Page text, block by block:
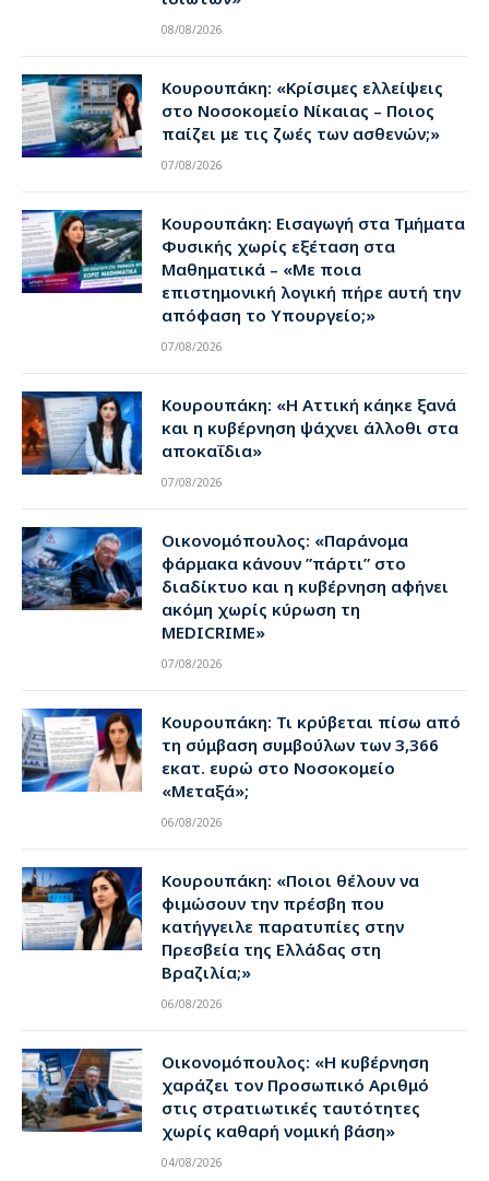
08/08/2026
Κουρουπάκη: «Κρίσιμες ελλείψεις
στο Νοσοκομείο Νίκαιας – Ποιος
παίζει με τις ζωές των ασθενών;»
07/08/2026
Κουρουπάκη: Εισαγωγή στα Τμήματα
Φυσικής χωρίς εξέταση στα
Μαθηματικά – «Με ποια
επιστημονική λογική πήρε αυτή την
απόφαση το Υπουργείο;»
07/08/2026
Κουρουπάκη: «Η Αττική κάηκε ξανά
και η κυβέρνηση ψάχνει άλλοθι στα
αποκαΐδια»
07/08/2026
Οικονομόπουλος: «Παράνομα
φάρμακα κάνουν ”πάρτι” στο
διαδίκτυο και η κυβέρνηση αφήνει
ακόμη χωρίς κύρωση τη
MEDICRIME»
07/08/2026
Κουρουπάκη: Τι κρύβεται πίσω από
τη σύμβαση συμβούλων των 3,366
εκατ. ευρώ στο Νοσοκομείο
«Μεταξά»;
06/08/2026
Κουρουπάκη: «Ποιοι θέλουν να
φιμώσουν την πρέσβη που
κατήγγειλε παρατυπίες στην
Πρεσβεία της Ελλάδας στη
Βραζιλία;»
06/08/2026
Οικονομόπουλος: «Η κυβέρνηση
χαράζει τον Προσωπικό Αριθμό
στις στρατιωτικές ταυτότητες
χωρίς καθαρή νομική βάση»
04/08/2026